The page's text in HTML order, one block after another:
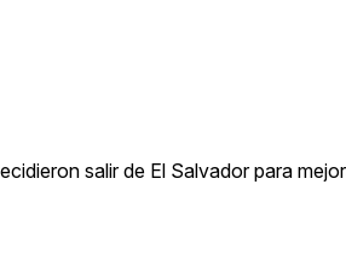
salir de El Salvador para